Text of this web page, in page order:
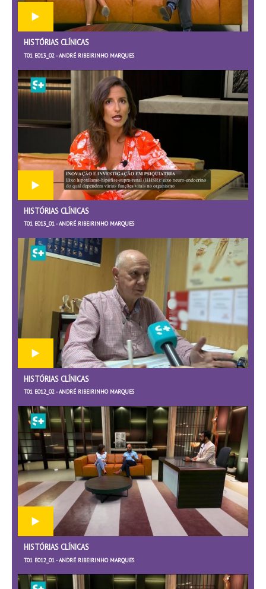
HISTÓRIAS CLÍNICAS
T01 E013_02 - ANDRÉ RIBEIRINHO MARQUES
HISTÓRIAS CLÍNICAS
T01 E013_01 - ANDRÉ RIBEIRINHO MARQUES
HISTÓRIAS CLÍNICAS
T01 E012_02 - ANDRÉ RIBEIRINHO MARQUES
HISTÓRIAS CLÍNICAS
T01 E012_01 - ANDRÉ RIBEIRINHO MARQUES